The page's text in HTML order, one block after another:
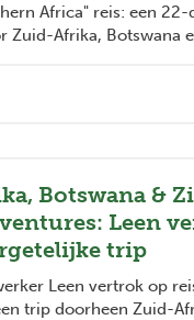
Africa" reis: een 22-
Zuid-Afrika, Botswana
Afrika zoveel
Botswana &
Leen
trip
Leen vertrok op
trip doorheen Zuid-